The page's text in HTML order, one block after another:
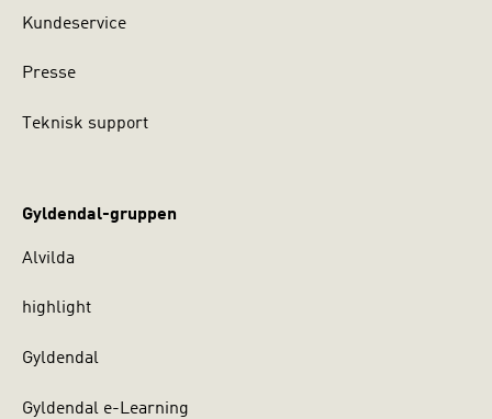
Kundeservice
Presse
Teknisk support
Gyldendal-gruppen
Alvilda
highlight
Gyldendal
Gyldendal e-Learning